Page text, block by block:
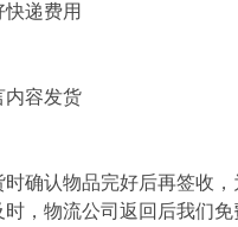
递费用
内容发货
确认物品完好后再签收
，物流公司返回后我们免